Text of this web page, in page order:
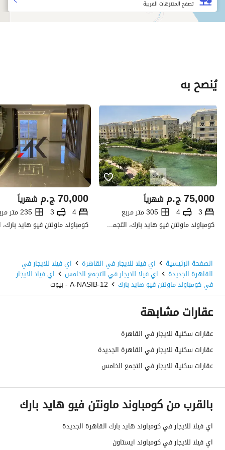
تصفح المتنزهات القريبة
يُنصح به
ج.م75,000 شهرياً
3
4
305 متر مربع
كومباوند ماونتن فيو هايد بارك، التجمع الخامس، القاهرة الجديدة، القاهرة
ج.م70,000 شهرياً
4
3 235 متر مربع
الصفحة الرئيسية اي فيلا للايجار في القاهرة اي فيلا للايجار في
القاهرة الجديدة اي فيلا للايجار في التجمع الخامس اي فيلا للايجار
في كومباوند ماونتن فيو هايد بارك A-NASIB-12 - بيوت
عقارات مشابهة
عقارات سكنية للايجار في القاهرة
عقارات سكنية للايجار في القاهرة الجديدة
عقارات سكنية للايجار في التجمع الخامس
بالقرب من كومباوند ماونتن فيو هايد بارك
اي فيلا للايجار في كومباوند هايد بارك القاهرة الجديدة
اي فيلا للايجار في كومباوند ايستاون